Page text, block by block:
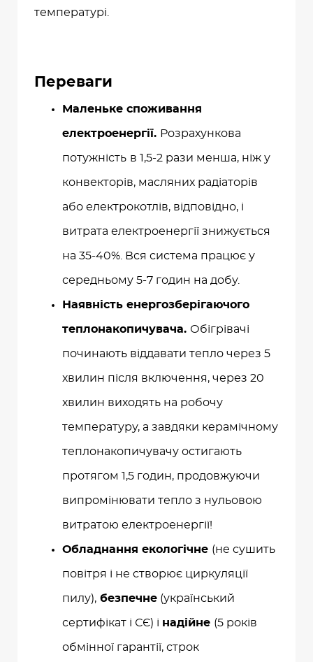
температурі.
Переваги
Маленьке споживання
електроенергії. Розрахункова
потужність в 1,5-2 рази менша, ніж у
конвекторів, масляних радіаторів
або електрокотлів, відповідно, і
витрата електроенергії знижується
на 35-40%. Вся система працює у
середньому 5-7 годин на добу.
Наявність енергозберігаючого
теплонакопичувача. Обігрівачі
починають віддавати тепло через 5
хвилин після включення, через 20
хвилин виходять на робочу
температуру, а завдяки керамічному
теплонакопичувачу остигають
протягом 1,5 годин, продовжуючи
випромінювати тепло з нульовою
витратою електроенергії!
Обладнання екологічне (не сушить
повітря і не створює циркуляції
пилу), безпечне (український
сертифікат і СЄ) і надійне (5 років
обмінної гарантії, строк